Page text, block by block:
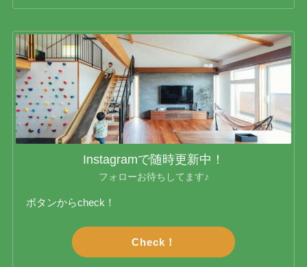
Instagramで随時更新中！
フォローお待ちしてます♪
ボタンからcheck！
Check！